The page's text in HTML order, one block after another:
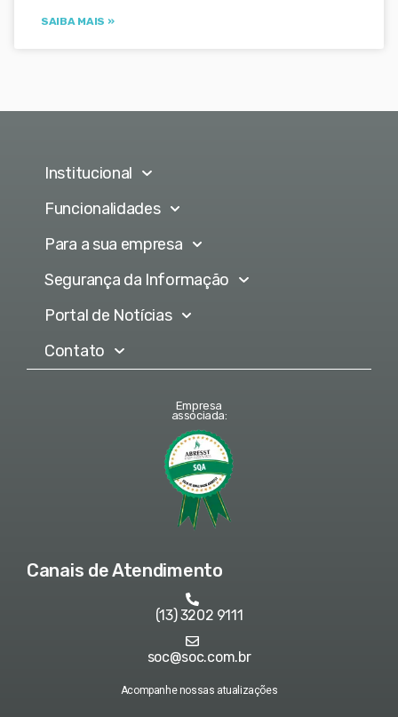
SAIBA MAIS »
Institucional
Funcionalidades
Para a sua empresa
Segurança da Informação
Portal de Notícias
Contato
Empresa
associada:
Canais de Atendimento
(13) 3202 9111
soc@soc.com.br
Acompanhe nossas atualizações